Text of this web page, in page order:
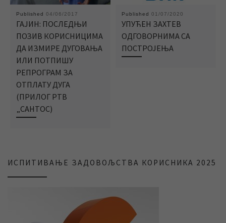
Published 04/06/2017
ГАЈИН: ПОСЛЕДЊИ
ПОЗИВ КОРИСНИЦИМА
ДА ИЗМИРЕ ДУГОВАЊА
ИЛИ ПОТПИШУ
РЕПРОГРАМ ЗА
ОТПЛАТУ ДУГА
(ПРИЛОГ РТВ
„САНТОС)
Published 01/07/2020
УПУЋЕН ЗАХТЕВ
ОДГОВОРНИМА СА
ПОСТРОЈЕЊА
ИСПИТИВАЊЕ ЗАДОВОЉСТВА КОРИСНИКА 2025